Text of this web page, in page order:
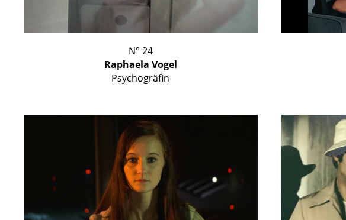
N° 24
Raphaela Vogel
Psychogräfin